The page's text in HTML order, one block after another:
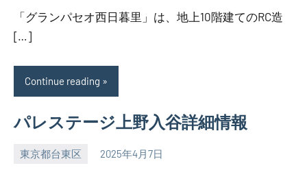
「グランパセオ西日暮里」は、地上10階建てのRC造
[…]
Continue reading
パレステージ上野入谷詳細情報
東京都台東区 2025年4月7日
SEZIMO